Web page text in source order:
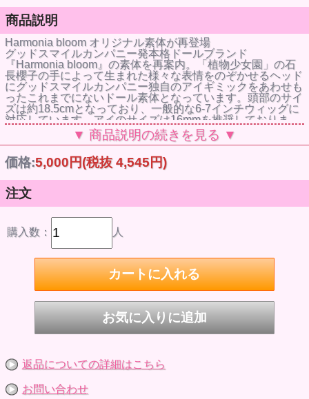
商品説明
Harmonia bloom オリジナル素体が再登場
グッドスマイルカンパニー発本格ドールブランド
『Harmonia bloom』の素体を再案内。「植物少女園」の石
長櫻子の手によって生まれた様々な表情をのぞかせるヘッド
にグッドスマイルカンパニー独自のアイギミックをあわせも
ったこれまでにないドール素体となっています。頭部のサイ
ズは約18.5cmとなっており、一般的な6-7インチウィッグに
対応しています。アイのサイズは16mmを推奨しておりま
す。頭部と後頭部を簡単に開くことができる磁石仕様を採用
しており、アイの交換が手軽です。
※画像は使用例です。ボディ、台座は含まれません。
商品詳細
5,000円 （税込）
発売時期
2022/10
ABS&PVCドール・ノンスケール・頭囲：約18.5cm・全高：
約7cm
石長櫻子（植物少女園）
【販売：2020年1月】【再販：2022年10月】
▼ 商品説明の続きを見る ▼
価格:5,000円(税抜 4,545円)
注文
購入数： 人
返品についての詳細はこちら
お問い合わせ